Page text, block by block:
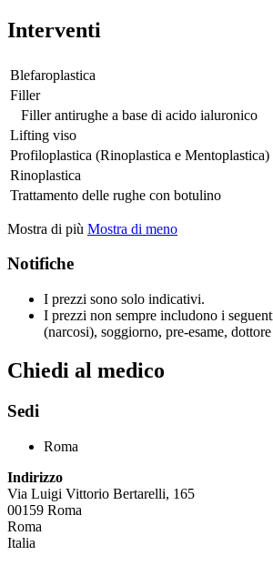
Interventi
Blefaroplastica
Filler
Filler antirughe a base di acido ialuronico
Lifting viso
Profiloplastica (Rinoplastica e Mentoplastica)
Rinoplastica
Trattamento delle rughe con botulino
Mostra di più Mostra di meno
Notifiche
I prezzi sono solo indicativi.
I prezzi non sempre includono i
(narcosi), soggiorno, pre-esame,
Chiedi al medico
Sedi
Roma
Indirizzo
Via Luigi Vittorio Bertarelli, 165
00159 Roma
Roma
Italia